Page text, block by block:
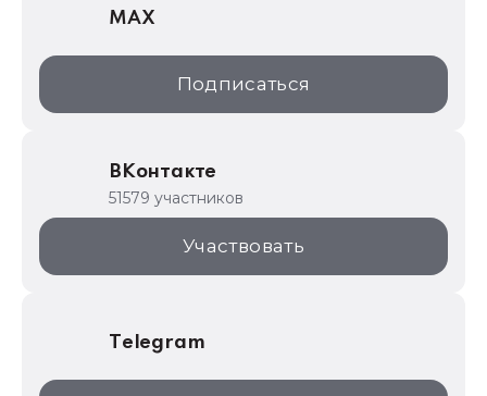
1С:Дистрибьюция
1С:Образование
ИТС.1C.ru
1С:Торговая площадка
MAX
Подписаться
ВКонтакте
51579 участников
Участвовать
Telegram